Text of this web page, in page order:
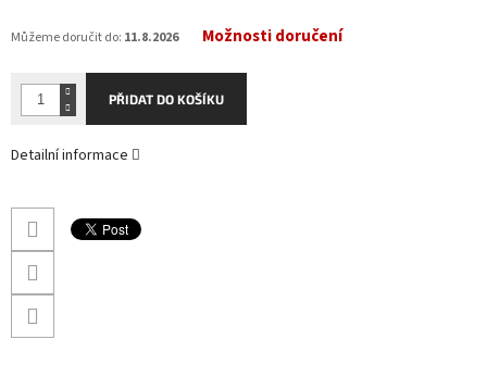
cena:
Můžeme doručit do: 11.8.2026 Možnosti doručení
PŘIDAT DO KOŠÍKU
Detailní informace